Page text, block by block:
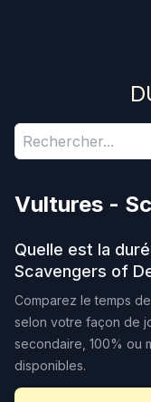
Vultures -
Quelle est la
Scavengers of
Comparez le temps
selon votre façon de
secondaire, 100% ou
disponibles.